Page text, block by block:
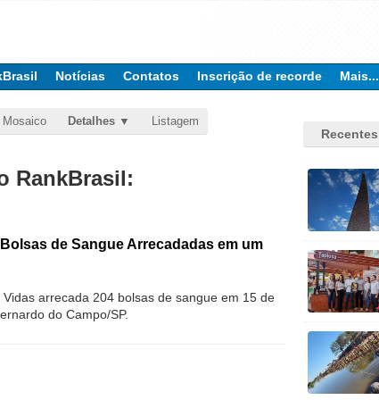
Notícias Contatos Inscrição de recorde Mais...
Mosaico Detalhes Listagem
RankBrasil:
de Sangue Arrecadadas em um
arrecada 204 bolsas de sangue em 15 de
do Campo/SP.
Recentes